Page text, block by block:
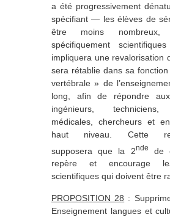
a été progressivement
spécifiant — les élèves de
être moins
spécifiquement
impliquera une revalorisation
sera rétablie dans sa
vertébrale » de
long, afin de répondre
ingénieurs, techniciens,
médicales, chercheurs et
haut niveau. Cette re-
supposera que la 2nde
de
repère et encourage
scientifiques qui doivent être
PROPOSITION 28 :
Enseignement langues et